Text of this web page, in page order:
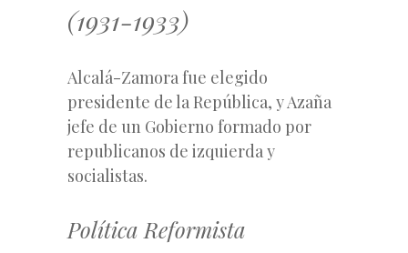
(1931-1933)
Alcalá-Zamora fue elegido
presidente de la República, y Azaña
jefe de un Gobierno formado por
republicanos de izquierda y
socialistas.
Política Reformista